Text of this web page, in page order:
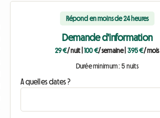
Répond en moins de 24 heures
Demande d'information
29 €/ nuit|100 €/ semaine| 395 €/ mois
Durée minimum : 5 nuits
A quelles dates ?